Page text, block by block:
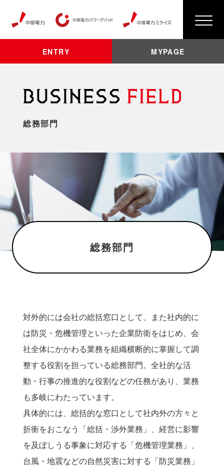
ENTRY MYPAGE
3分で知る中部電力
中部電力のこれまでとこれから
私の働き方
JOB AND WORK / 技術系
技術系職種
部門紹介
社員紹介
プロジェクトストーリー
JOB AND WORK / 事務系
総務部門
総務部門
対外的には会社の総括窓口として、また社内的に
は防災・危機管理といった企業防衛をはじめ、会
社全体にかかわる業務を組織横断的に掌握して調
整する役割を担っている総務部門。全社的な活
動・行事の推進的な役割などの任務があり、業務
も多岐にわたっています。
具体的には、総括的な窓口として社内外の方々と
折衝をおこなう「総括・渉外業務」、経営に影響
を及ぼしうる事象に対応する「危機管理業務」、
台風・地震などの自然災害に対する「防災業務」